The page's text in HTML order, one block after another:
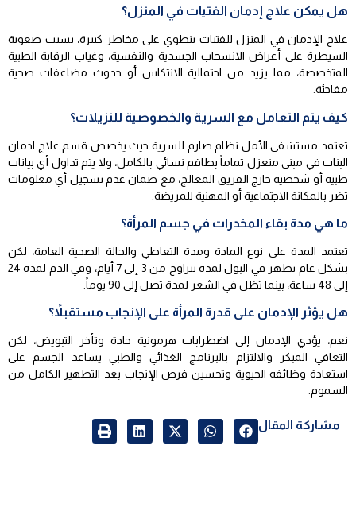
هل يمكن علاج إدمان الفتيات في المنزل؟
علاج الإدمان في المنزل للفتيات ينطوي على مخاطر كبيرة، بسبب صعوبة
السيطرة على أعراض الانسحاب الجسدية والنفسية، وغياب الرقابة الطبية
المتخصصة، مما يزيد من احتمالية الانتكاس أو حدوث مضاعفات صحية
مفاجئة.
كيف يتم التعامل مع السرية والخصوصية للنزيلات؟
تعتمد مستشفى الأمل نظام صارم للسرية حيث يخصص قسم علاج ادمان
البنات في مبنى منعزل تماماً بطاقم نسائي بالكامل، ولا يتم تداول أي بيانات
طبية أو شخصية خارج الفريق المعالج، مع ضمان عدم تسجيل أي معلومات
تضر بالمكانة الاجتماعية أو المهنية للمريضة.
ما هي مدة بقاء المخدرات في جسم المرأة؟
تعتمد المدة على نوع المادة ومدة التعاطي والحالة الصحية العامة، لكن
بشكل عام تظهر في البول لمدة تتراوح من 3 إلى 7 أيام، وفي الدم لمدة 24
إلى 48 ساعة، بينما تظل في الشعر لمدة تصل إلى 90 يوماً.
هل يؤثر الإدمان على قدرة المرأة على الإنجاب مستقبلاً؟
نعم، يؤدي الإدمان إلى اضطرابات هرمونية حادة وتأخر التبويض، لكن
التعافي المبكر والالتزام بالبرنامج الغذائي والطبي يساعد الجسم على
استعادة وظائفه الحيوية وتحسين فرص الإنجاب بعد التطهير الكامل من
السموم.
مشاركة المقال